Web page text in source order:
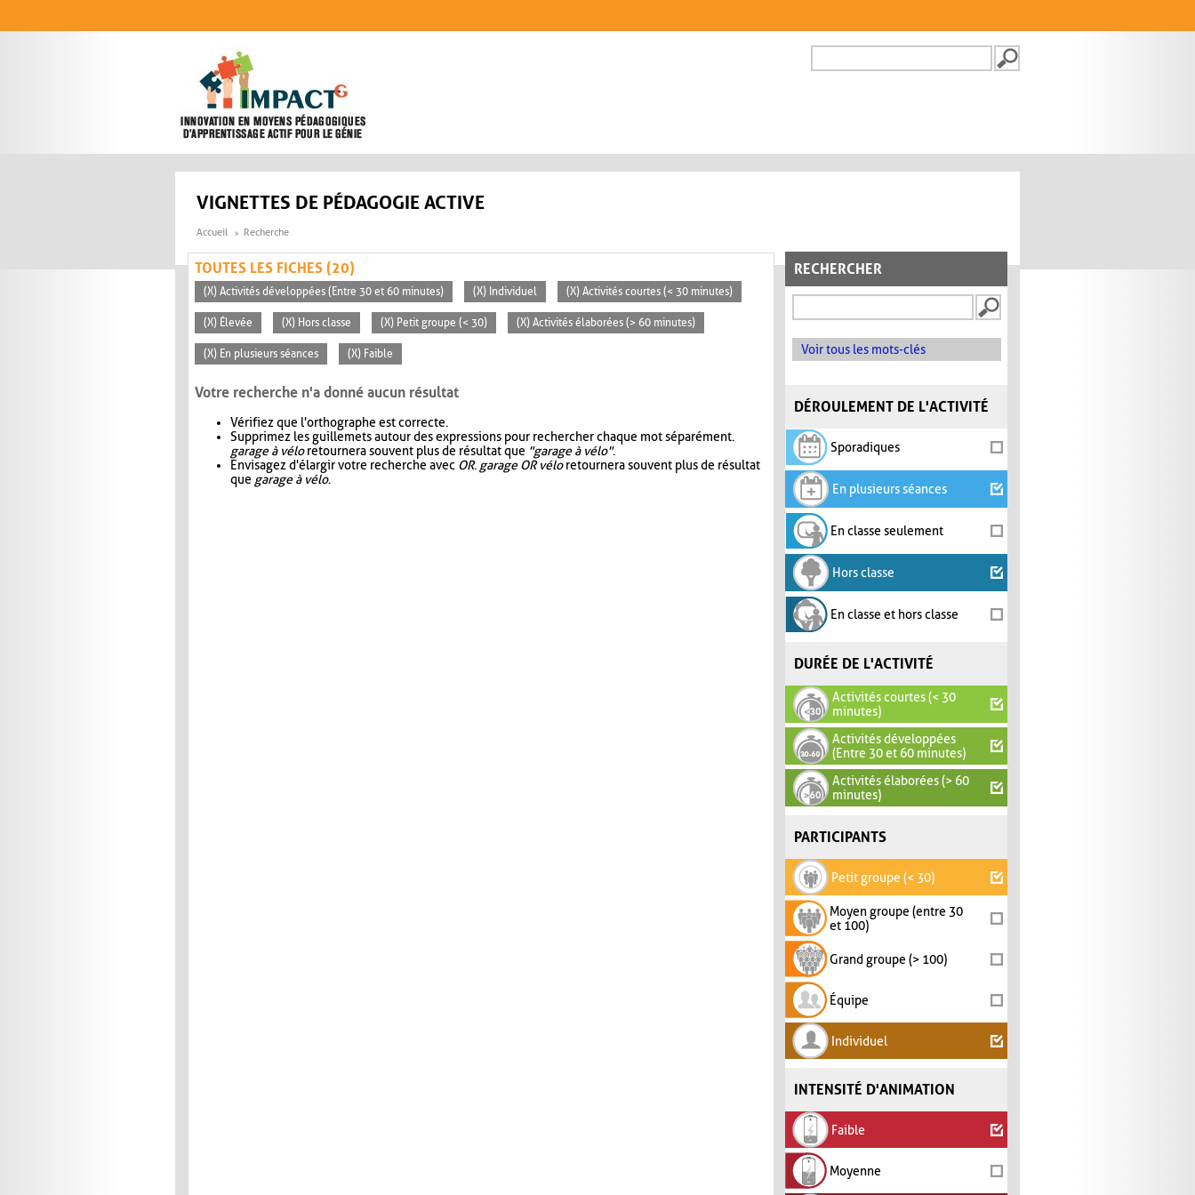
FORMULAIRE DE
VIGNETTES DE PÉDAGOGIE ACTIVE
Accueil Recherche
RECHERCHER
Voir tous les mots-clés
DÉROULEMENT DE L'ACTIVITÉ
Sporadiques
En plusieurs séances
En classe seulement
Hors classe
En classe et hors classe
DURÉE DE L'ACTIVITÉ
Activités courtes (< 30
minutes)
Activités développées
(Entre 30 et 60 minutes)
Activités élaborées (> 60
minutes)
PARTICIPANTS
Petit groupe (< 30)
Moyen groupe (entre 30
et 100)
Grand groupe (> 100)
Équipe
Individuel
INTENSITÉ D'ANIMATION
Faible
Moyenne
TOUTES LES FICHES (20)
(X) Activités développées (Entre 30 et 60 minutes) (X) Individuel (X) Activités courtes (< 30 minutes)
(X) Élevée (X) Hors classe (X) Petit groupe (< 30) (X) Activités élaborées (> 60 minutes)
(X) En plusieurs séances (X) Faible
Votre recherche n'a donné aucun résultat
Vérifiez que l'orthographe est correcte.
Supprimez les guillemets autour des expressions pour rechercher chaque mot séparément.
garage à véloretournera souvent plus de résultat que "garage à vélo".
Envisagez d'élargir votre recherche avec OR. garage OR véloretournera souvent plus de résultat
que garage à vélo.